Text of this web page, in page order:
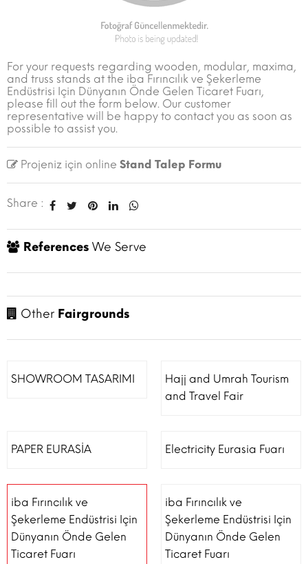
For your requests regarding wooden, modular, maxima,
and truss stands at the iba Fırıncılık ve Şekerleme
Endüstrisi Için Dünyanın Önde Gelen Ticaret Fuarı,
please fill out the form below. Our customer
representative will be happy to contact you as soon as
possible to assist you.
Projeniz için online Stand Talep Formu
Share :
References We Serve
Other Fairgrounds
SHOWROOM TASARIMI
Hajj and Umrah Tourism
and Travel Fair
PAPER EURASİA Electricity Eurasia Fuarı
iba Fırıncılık ve
Şekerleme Endüstrisi Için
Dünyanın Önde Gelen
Ticaret Fuarı
iba Fırıncılık ve
Şekerleme Endüstrisi Için
Dünyanın Önde Gelen
Ticaret Fuarı